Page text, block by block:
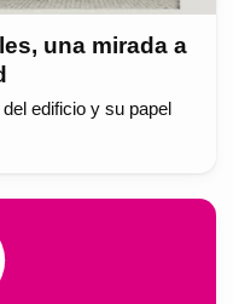
una mirada a
edificio y su papel